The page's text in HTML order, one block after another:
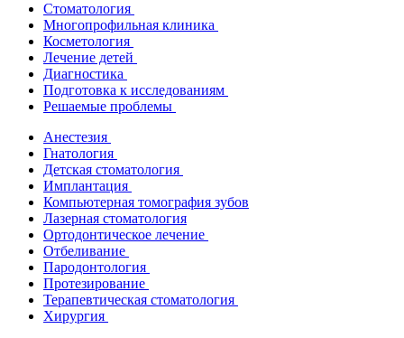
Стоматология
Многопрофильная клиника
Косметология
Лечение детей
Диагностика
Подготовка к исследованиям
Решаемые проблемы
Анестезия
Гнатология
Детская стоматология
Имплантация
Компьютерная томография зубов
Лазерная стоматология
Ортодонтическое лечение
Отбеливание
Пародонтология
Протезирование
Терапевтическая стоматология
Хирургия